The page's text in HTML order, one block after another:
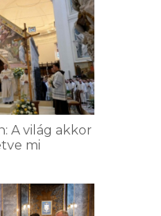
A világ akkor
mi